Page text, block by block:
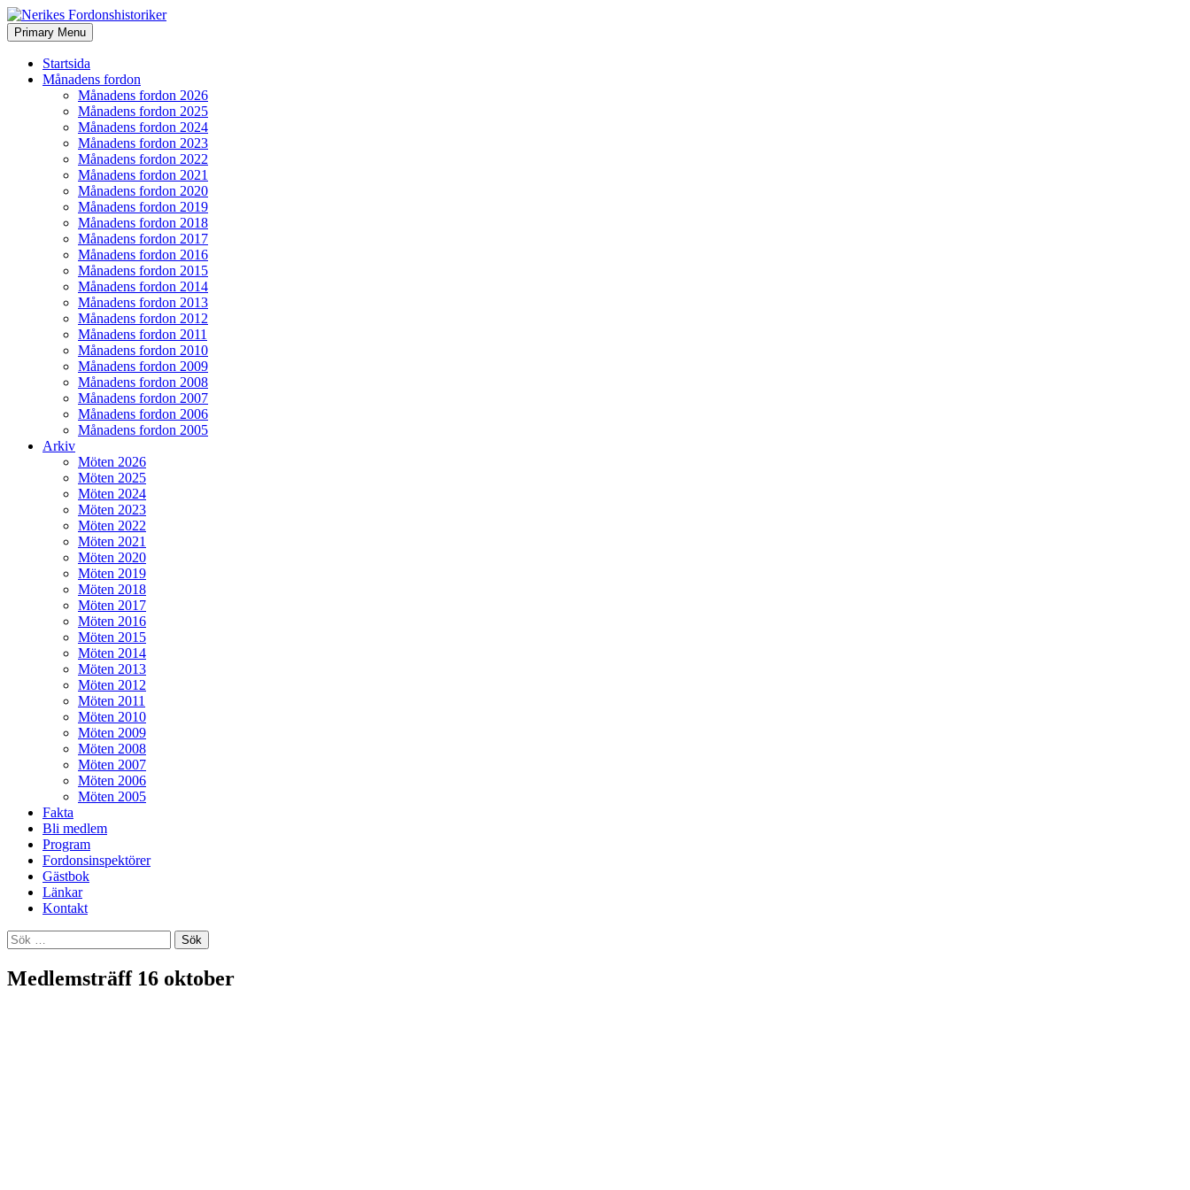
Nerikes Fordonshistoriker
Search
Primary Menu Skip
to
Startsida
Månadens fordon
Månadens fordon 2026
Månadens fordon 2025
Månadens fordon 2024
Månadens fordon 2023
Månadens fordon 2022
Månadens fordon 2021
Månadens fordon 2020
Månadens fordon 2019
Månadens fordon 2018
Månadens fordon 2017
Månadens fordon 2016
Månadens fordon 2015
Månadens fordon 2014
Månadens fordon 2013
Månadens fordon 2012
Månadens fordon 2011
Månadens fordon 2010
Månadens fordon 2009
Månadens fordon 2008
Månadens fordon 2007
Månadens fordon 2006
Månadens fordon 2005
Arkiv
Möten 2026
Möten 2025
Möten 2024
Möten 2023
Möten 2022
Möten 2021
Möten 2020
Möten 2019
Möten 2018
Möten 2017
Möten 2016
Möten 2015
Möten 2014
Möten 2013
Möten 2012
Möten 2011
Möten 2010
Möten 2009
Möten 2008
Möten 2007
Möten 2006
Möten 2005
Fakta
Bli medlem
Program
Fordonsinspektörer
Gästbok
Länkar
Kontakt
Sök
efter:
Medlemsträff 16 oktober